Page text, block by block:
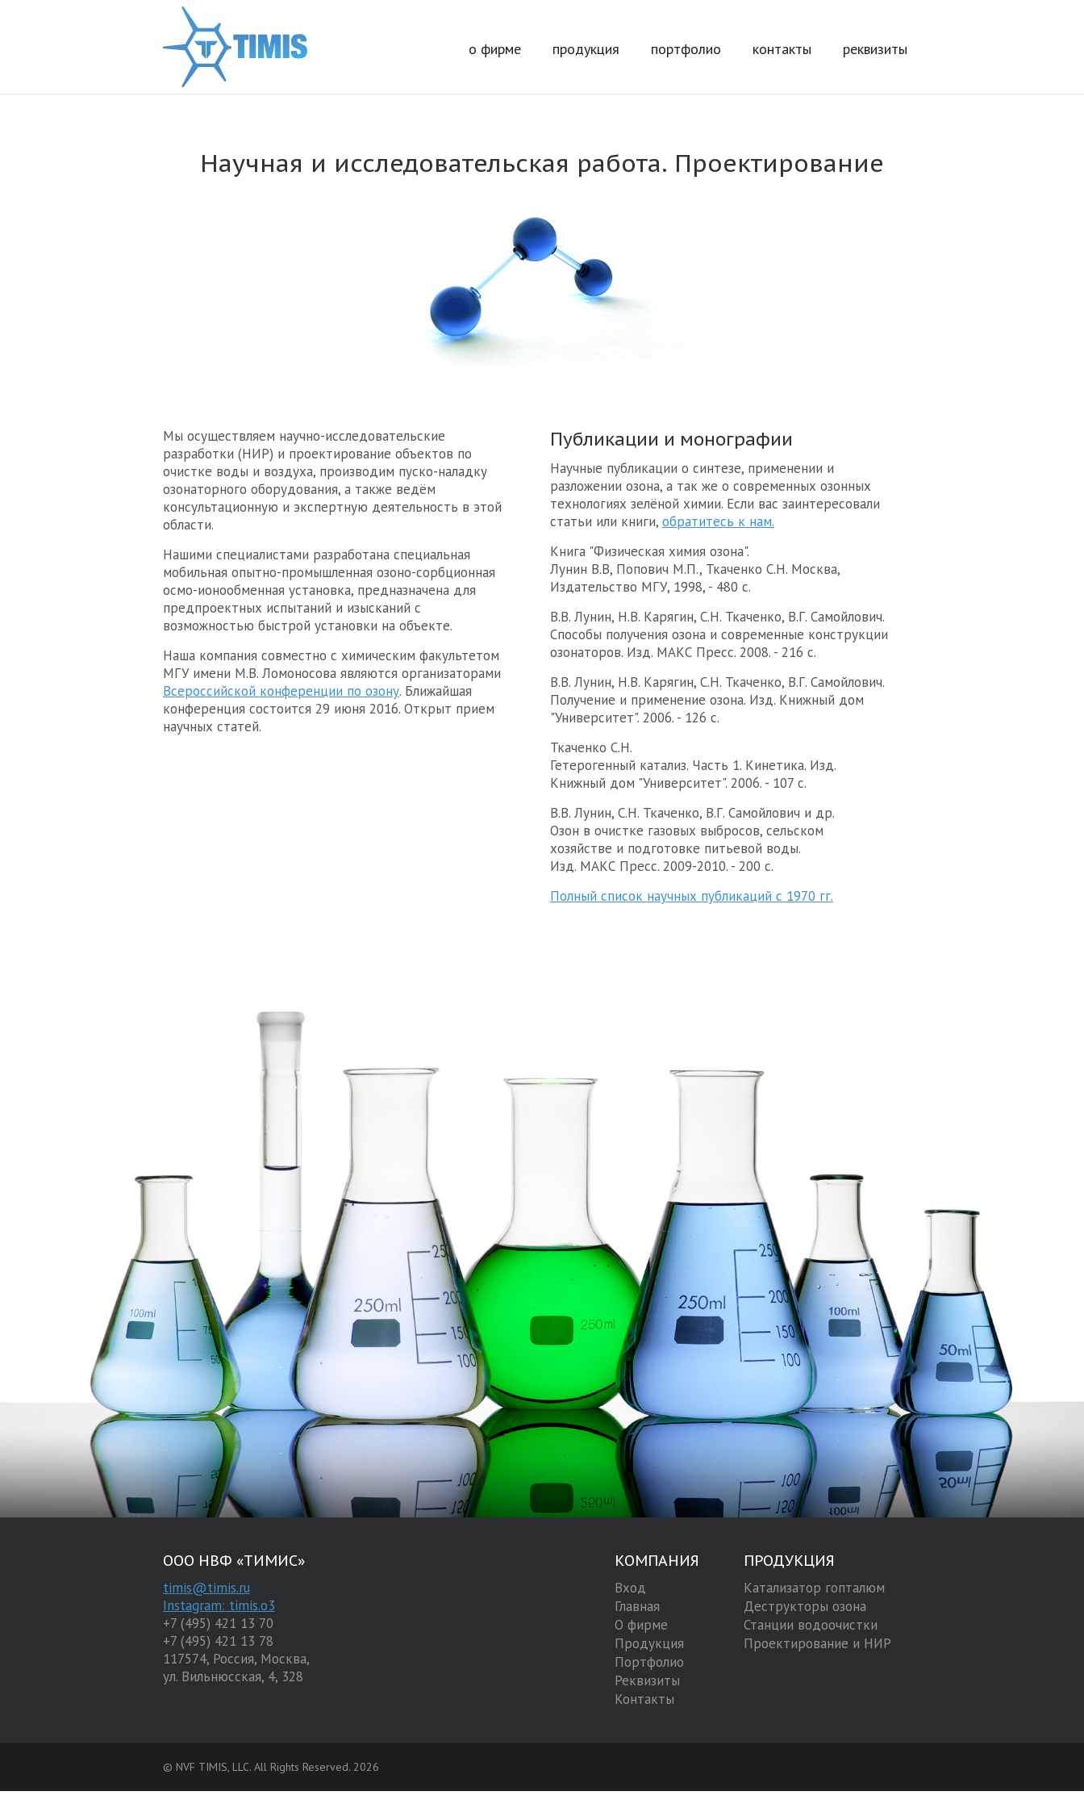
о фирме продукция портфолио контакты реквизиты
Научная и исследовательская работа. Проектирование
Мы осуществляем научно-исследовательские
разработки (НИР) и проектирование объектов по
очистке воды и воздуха, производим пуско-наладку
озонаторного оборудования, а также ведём
консультационную и экспертную деятельность в этой
области.
Нашими специалистами разработана специальная
мобильная опытно-промышленная озоно-сорбционная
осмо-ионообменная установка, предназначена для
предпроектных испытаний и изысканий с
возможностью быстрой установки на объекте.
Наша компания совместно с химическим факультетом
МГУ имени М.В. Ломоносова являются организаторами
Всероссийской конференции по озону. Ближайшая
конференция состоится 29 июня 2016. Открыт прием
научных статей.
Публикации и монографии
Научные публикации о синтезе, применении и
разложении озона, а так же о современных озонных
технологиях зелёной химии. Если вас заинтересовали
статьи или книги, обратитесь к нам.
Книга "Физическая химия озона".
Лунин В.В, Попович М.П., Ткаченко С.Н. Москва,
Издательство МГУ, 1998, - 480 с.
В.В. Лунин, Н.В. Карягин, С.Н. Ткаченко, В.Г. Самойлович.
Способы получения озона и современные конструкции
озонаторов. Изд. МАКС Пресс. 2008. - 216 с.
В.В. Лунин, Н.В. Карягин, С.Н. Ткаченко, В.Г. Самойлович.
Получение и применение озона. Изд. Книжный дом
"Университет". 2006. - 126 с.
Ткаченко С.Н.
Гетерогенный катализ. Часть 1. Кинетика. Изд.
Книжный дом "Университет". 2006. - 107 с.
В.В. Лунин, С.Н. Ткаченко, В.Г. Самойлович и др.
Озон в очистке газовых выбросов, сельском
хозяйстве и подготовке питьевой воды.
Изд. МАКС Пресс. 2009-2010. - 200 с.
Полный список научных публикаций с 1970 гг.
ООО НВФ «ТИМИС»
timis@timis.ru
Instagram: timis.o3
+7 (495) 421 13 70
+7 (495) 421 13 78
117574, Россия, Москва,
ул. Вильнюсская, 4, 328
КОМПАНИЯ
Вход
Главная
О фирме
Продукция
Портфолио
Реквизиты
Контакты
ПРОДУКЦИЯ
Катализатор гопталюм
Деструкторы озона
Станции водоочистки
Проектирование и НИР
© NVF TIMIS, LLC. All Rights Reserved. 2026